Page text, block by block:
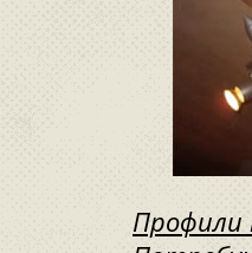
Профили